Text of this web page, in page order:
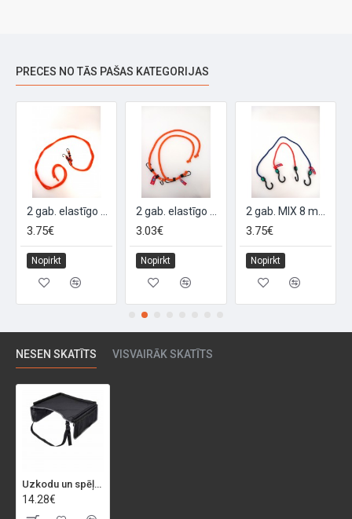
PRECES NO TĀS PAŠAS KATEGORIJAS
3.75€
Nopirkt
3.03€
Nopirkt
3.75€
Nopirkt
NESEN SKATĪTS VISVAIRĀK SKATĪTS
Uzkodu un spēļu ceļojumu paplāte
14.28€